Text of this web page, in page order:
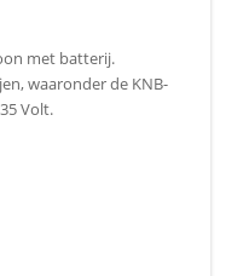
met batterij.
waaronder de KNB-
Volt.